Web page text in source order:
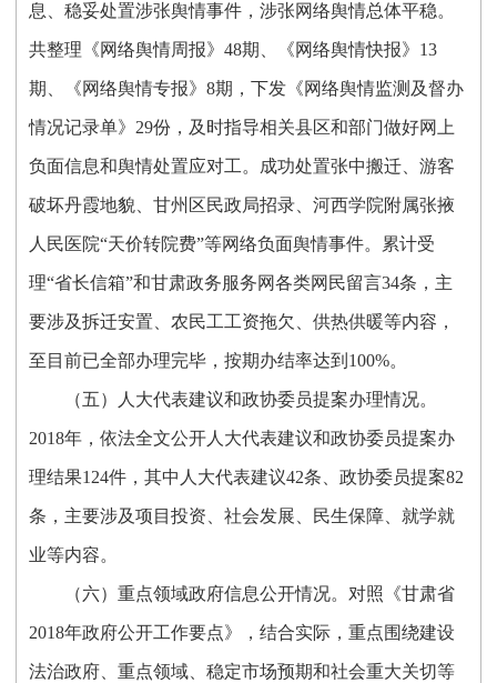
息、稳妥处置涉张舆情事件，涉张网络舆情总体平稳。
共整理《网络舆情周报》48期、《网络舆情快报》13
期、《网络舆情专报》8期，下发《网络舆情监测及督办
情况记录单》29份，及时指导相关县区和部门做好网上
负面信息和舆情处置应对工。成功处置张中搬迁、游客
破坏丹霞地貌、甘州区民政局招录、河西学院附属张掖
人民医院“天价转院费”等网络负面舆情事件。 累计受
理“省长信箱”和甘肃政务服务网各类网民留言34条，主
要涉及拆迁安置、农民工工资拖欠、供热供暖等内容，
至目前已全部办理完毕，按期办结率达到100%。
（五）人大代表建议和政协委员提案办理情况。
2018年，依法全文公开人大代表建议和政协委员提案办
理结果124件，其中人大代表建议42条、政协委员提案82
条，主要涉及项目投资、社会发展、民生保障、就学就
业等内容。
（六）重点领域政府信息公开情况。对照《甘肃省
2018年政府公开工作要点》，结合实际，重点围绕建设
法治政府、重点领域、稳定市场预期和社会重大关切等